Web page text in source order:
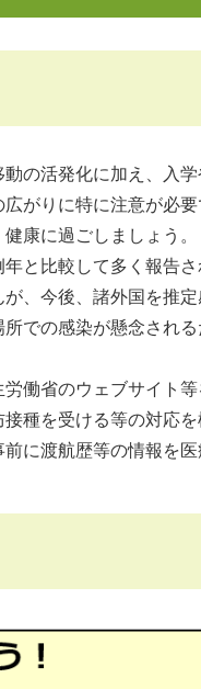
の活発化に加え、入
がりに特に注意が必
康に過ごしましょう。
と比較して多く報告
、今後、諸外国を推
での感染が懸念され
働省のウェブサイト
種を受ける等の対応
に渡航歴等の情報を